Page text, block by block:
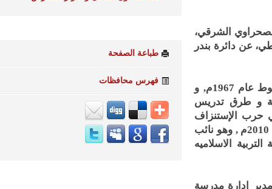
الشرقي،
دائرة بندر
يذكر ان المرشح حاصل على بكالوريوس تربية قسم رياضيات من جامعة اسيوط عام 1967م, و
فى التربية و طرق تدريس
في حرب الإستنزاف
وحرب أكتوبر المجيدة و كان قائد استطلاع لواء صواريخ , ونائب سابق فى دورة 2010م , وهو نائب
الاسلاميه
إدارة مدرسة
طباعة الصفحة
فهرس محافظات